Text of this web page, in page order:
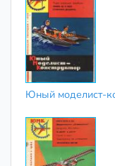
Юный моделист-